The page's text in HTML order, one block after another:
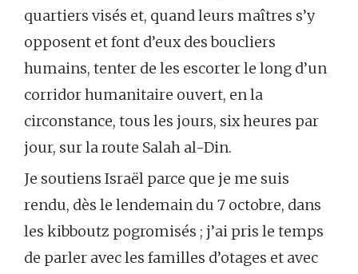
quartiers visés et, quand leurs maîtres s’y
opposent et font d’eux des boucliers
humains, tenter de les escorter le long d’un
corridor humanitaire ouvert, en la
circonstance, tous les jours, six heures par
jour, sur la route Salah al-Din.
Je soutiens Israël parce que je me suis
rendu, dès le lendemain du 7 octobre, dans
les kibboutz pogromisés ; j’ai pris le temps
de parler avec les familles d’otages et avec